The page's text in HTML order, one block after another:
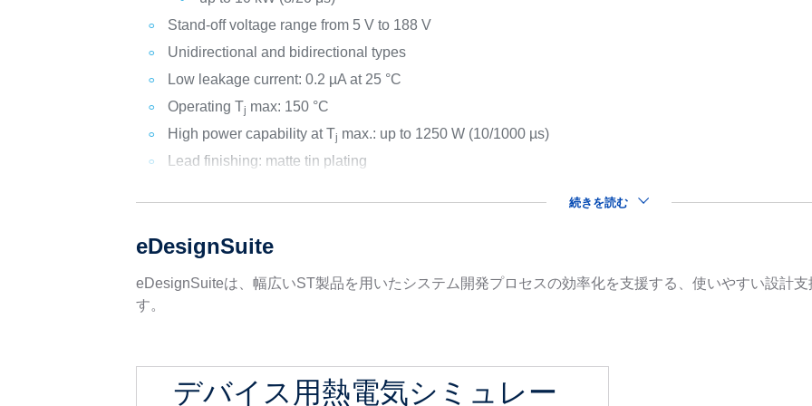
Stand-off voltage range from 5 V to 188 V
Unidirectional and bidirectional types
Low leakage current: 0.2 µA at 25 °C
Operating Tj max: 150 °C
High power capability at Tj max.: up to 1250 W (10/1000 µs)
Lead finishing: matte tin plating
続きを読む
eDesignSuite
eDesignSuiteは、幅広いST製品を用いたシステム開発プロセスの効率化を支援する、使いやすい設計
す。
デバイス用熱電気シミュレー